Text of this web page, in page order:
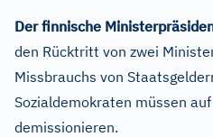
Der finnische
den Rücktritt von zwei
Missbrauchs von
Sozialdemokraten müssen
demissionieren.